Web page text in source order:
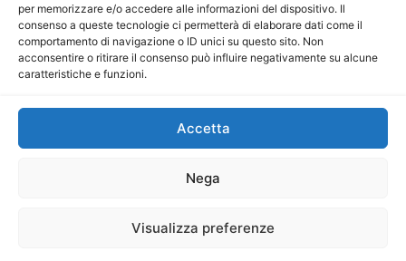
per memorizzare e/o accedere alle informazioni del dispositivo. Il
consenso a queste tecnologie ci permetterà di elaborare dati come il
comportamento di navigazione o ID unici su questo sito. Non
acconsentire o ritirare il consenso può influire negativamente su alcune
caratteristiche e funzioni.
Accetta
Nega
Visualizza preferenze
Direttore Editoriale: Maurizio Scaglione
Direttore Responsabile: Maria Calabrese
P.IVA: 06334930820
Mercurio Comunicazione Società Cooperativa a r.l. è
iscritta al Registro degli Operatori di Comunicazione al
Sito gestito daLa Digitale srl–info@ladigitale.it